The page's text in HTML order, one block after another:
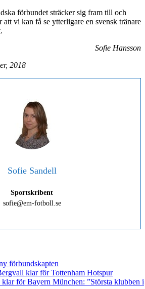
förbundet sträcker sig fram till och
vi kan få se ytterligare en svensk tränare
Sofie Hansson
2018
Sofie Sandell
Sportskribent
sofie@em-fotboll.se
förbundskapten
klar för Tottenham Hotspur
för Bayern München: ”Största klubben i